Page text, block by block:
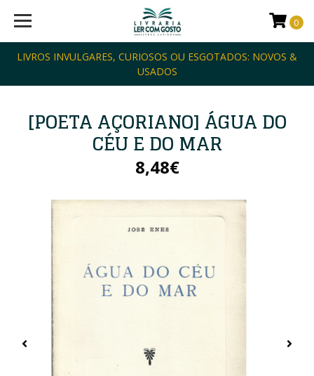
LIVROS INVULGARES, CURIOSOS OU ESGOTADOS: NOVOS &
USADOS
0
[POETA AÇORIANO] ÁGUA DO
CÉU E DO MAR
8,48€